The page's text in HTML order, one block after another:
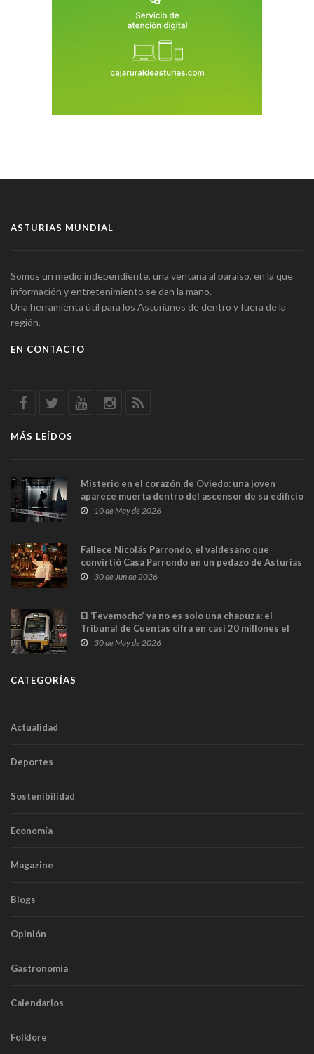
ASTURIAS MUNDIAL
Somos un medio independiente, una ventana al paraíso, en la que
información y entretenimiento se dan la mano.
Una herramienta útil para los Asturianos de dentro y fuera de la
región.
EN CONTACTO
MÁS LEÍDOS
Misterio en el corazón de Oviedo: una joven
aparece muerta dentro del ascensor de su edificio
y las cámaras captan sus últimos minutos
10 de May de 2026
Fallece Nicolás Parrondo, el valdesano que
convirtió Casa Parrondo en un pedazo de Asturias
en Madrid
30 de Jun de 2026
El ‘Fevemocho’ ya no es solo una chapuza: el
Tribunal de Cuentas cifra en casi 20 millones el
sobrecoste de los trenes que no cabían por los
30 de May de 2026
CATEGORÍAS
Actualidad
Deportes
Sostenibilidad
Economía
Magazine
Blogs
Opinión
Gastronomía
Calendarios
Folklore